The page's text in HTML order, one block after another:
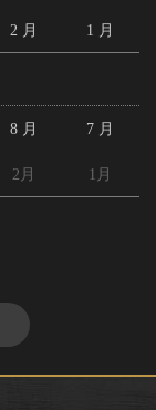
2 月 1 月
8 月 7 月
2月 1月